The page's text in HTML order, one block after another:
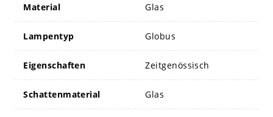
Material Glas
Lampentyp Globus
Eigenschaften Zeitgenössisch
Schattenmaterial Glas